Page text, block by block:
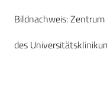
Bildnachweis:
des